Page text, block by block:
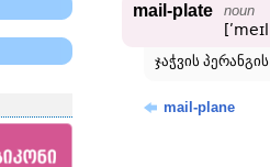
mail-plate noun
ჯაჭვის
mail-plane